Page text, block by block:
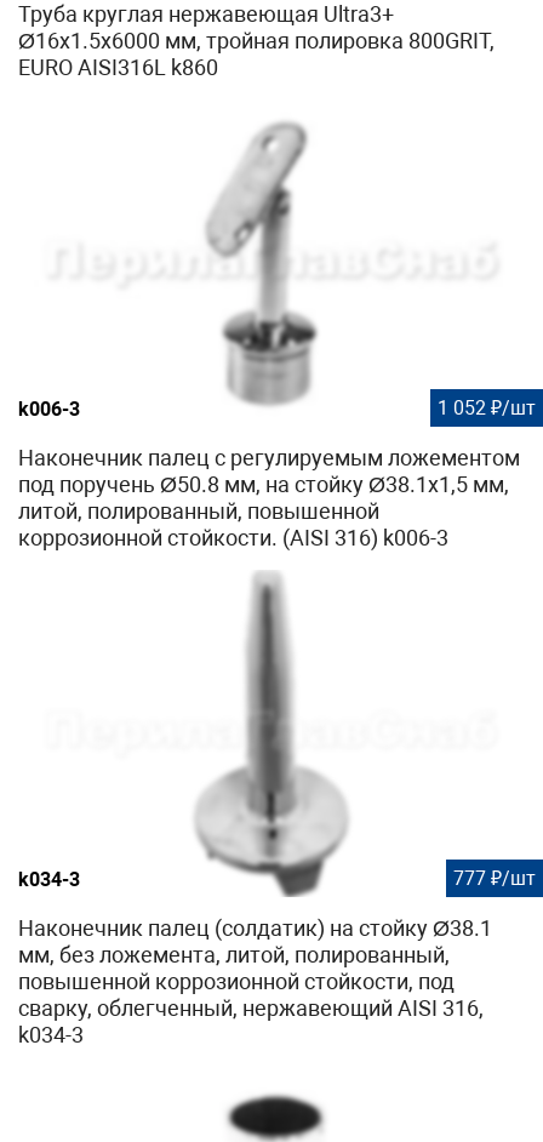
Труба круглая нержавеющая Ultra3+
Ø16х1.5х6000 мм, тройная полировка 800GRIT,
EURO AISI316L k860
k006-3 1 052 ₽/шт
Наконечник палец с регулируемым ложементом
под поручень Ø50.8 мм, на стойку Ø38.1х1,5 мм,
литой, полированный, повышенной
коррозионной стойкости. (AISI 316) k006-3
k034-3 777 ₽/шт
Наконечник палец (солдатик) на стойку Ø38.1
мм, без ложемента, литой, полированный,
повышенной коррозионной стойкости, под
сварку, облегченный, нержавеющий AISI 316,
k034-3